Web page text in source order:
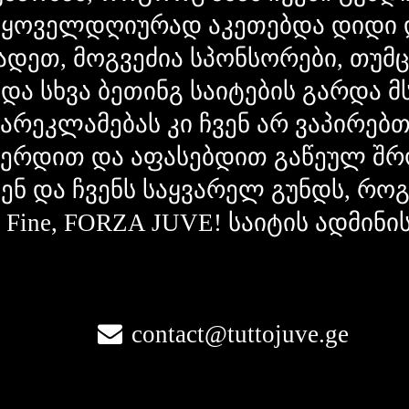
აკეთებდა
მოგვეძია სპონსორები,
და სხვა ბეთინგ საიტების გარდა
კი ჩვენ არ
და აფასებდით გაწეულ
და ჩვენს საყვარელ გუნდს,
FORZA JUVE! საიტის
contact@tuttojuve.ge